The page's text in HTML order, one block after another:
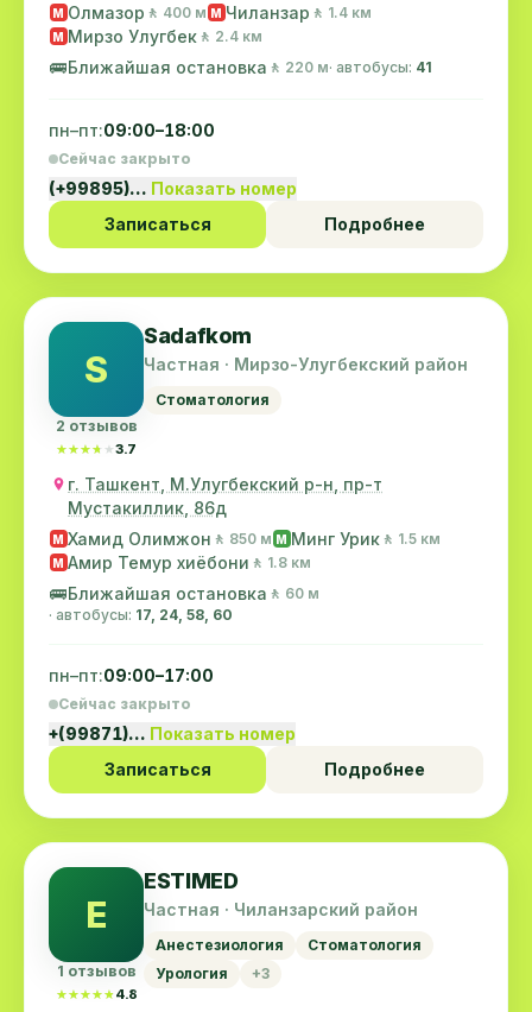
M Олмазор 🚶 400 м M Чиланзар 🚶 1.4 км
M Мирзо Улугбек 🚶 2.4 км
🚌Ближайшая остановка 🚶 220 м· автобусы: 41
пн–пт:09:00–18:00
Сейчас закрыто
(+99895)… Показать номер
Записаться
Подробнее
S
2 отзывов
★★★★★
★★★★★3.7
Sadafkom
Частная · Мирзо-Улугбекский район
Стоматология
г. Ташкент, М.Улугбекский р-н, пр-т
Мустакиллик, 86д
M Хамид Олимжон 🚶 850 м M Минг Урик 🚶 1.5 км
M Амир Темур хиёбони 🚶 1.8 км
🚌Ближайшая остановка 🚶 60 м
· автобусы: 17, 24, 58, 60
пн–пт:09:00–17:00
Сейчас закрыто
+(99871)… Показать номер
Записаться
Подробнее
E
1 отзывов
★★★★★
★★★★★ 4.8
ESTIMED
Частная · Чиланзарский район
Анестезиология
Стоматология
Урология
+3